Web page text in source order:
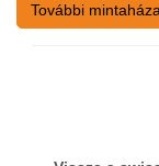
További